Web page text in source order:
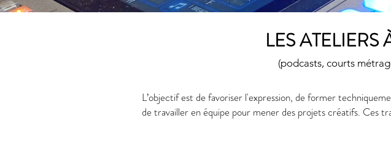
LES
(podcasts, courts
L’objectif est de favoriser l'expression, de former
de travailler en équipe pour mener des projets créatifs. Ces